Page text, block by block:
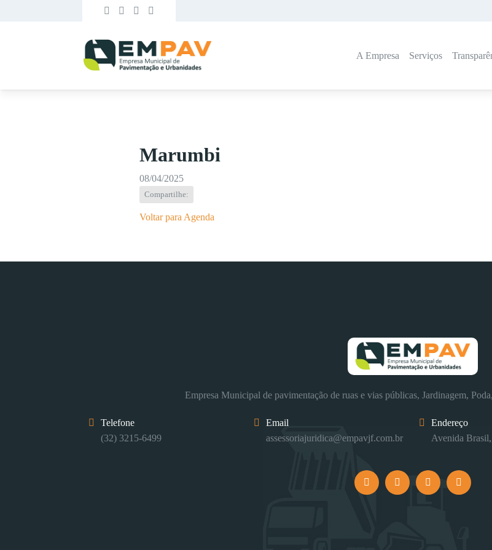
A Empresa Serviços
Marumbi
08/04/2025
Compartilhe:
Voltar para Agenda
Empresa Municipal de pavimentação de ruas e vias públicas, Jardinagem,
Telefone
(32) 3215-6499
Email
assessoriajuridica@empavjf.com.br
Endereço
Avenida